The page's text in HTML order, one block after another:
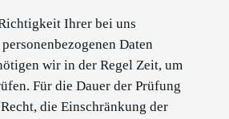
Ihrer bei uns
Daten
wir in der Regel Zeit, um
Für die Dauer der Prüfung
die Einschränkung der